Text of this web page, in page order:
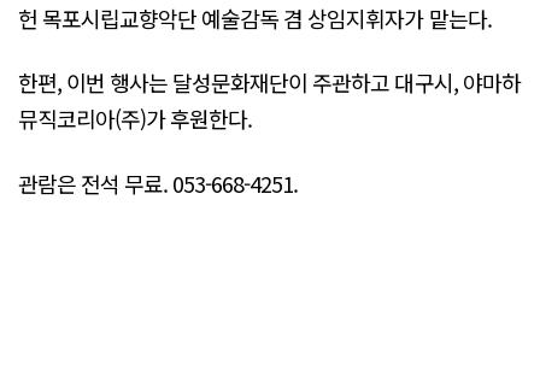
헌 목포시립교향악단 예술감독 겸 상임지휘자가 맡는다.
한편, 이번 행사는 달성문화재단이 주관하고 대구시, 야마하
뮤직코리아(주)가 후원한다.
관람은 전석 무료. 053-668-4251.